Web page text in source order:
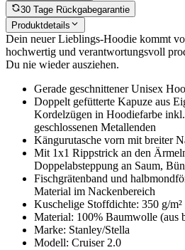
30 Tage Rückgabegarantie
Produktdetails
Dein neuer Lieblings-Hoodie kommt
hochwertig und verantwortungsvoll
Du nie wieder ausziehen.
Gerade geschnittener Unisex
Doppelt gefütterte Kapuze aus
Kordelzügen in Hoodiefarbe
geschlossenen Metallenden
Kängurutasche vorn mit breiter
Mit 1x1 Rippstrick an den
Doppelabsteppung an Saum,
Fischgrätenband und
Material im Nackenbereich
Kuschelige Stoffdichte: 350 g/m²
Material: 100% Baumwolle (aus
Marke: Stanley/Stella
Modell: Cruiser 2.0